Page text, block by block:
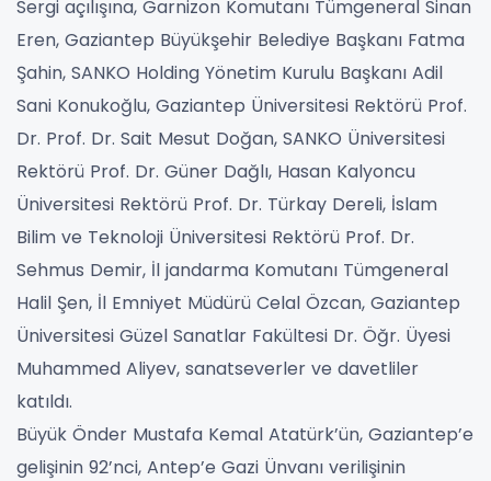
Sergi açılışına, Garnizon Komutanı Tümgeneral Sinan
Eren, Gaziantep Büyükşehir Belediye Başkanı Fatma
Şahin, SANKO Holding Yönetim Kurulu Başkanı Adil
Sani Konukoğlu, Gaziantep Üniversitesi Rektörü Prof.
Dr. Prof. Dr. Sait Mesut Doğan, SANKO Üniversitesi
Rektörü Prof. Dr. Güner Dağlı, Hasan Kalyoncu
Üniversitesi Rektörü Prof. Dr. Türkay Dereli, İslam
Bilim ve Teknoloji Üniversitesi Rektörü Prof. Dr.
Sehmus Demir, İl jandarma Komutanı Tümgeneral
Halil Şen, İl Emniyet Müdürü Celal Özcan, Gaziantep
Üniversitesi Güzel Sanatlar Fakültesi Dr. Öğr. Üyesi
Muhammed Aliyev, sanatseverler ve davetliler
katıldı.
Büyük Önder Mustafa Kemal Atatürk’ün, Gaziantep’e
gelişinin 92’nci, Antep’e Gazi Ünvanı verilişinin